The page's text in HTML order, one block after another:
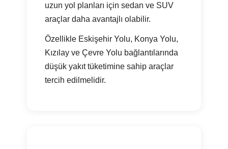
uzun yol planları için sedan ve SUV
araçlar daha avantajlı olabilir.
Özellikle Eskişehir Yolu, Konya Yolu,
Kızılay ve Çevre Yolu bağlantılarında
düşük yakıt tüketimine sahip araçlar
tercih edilmelidir.